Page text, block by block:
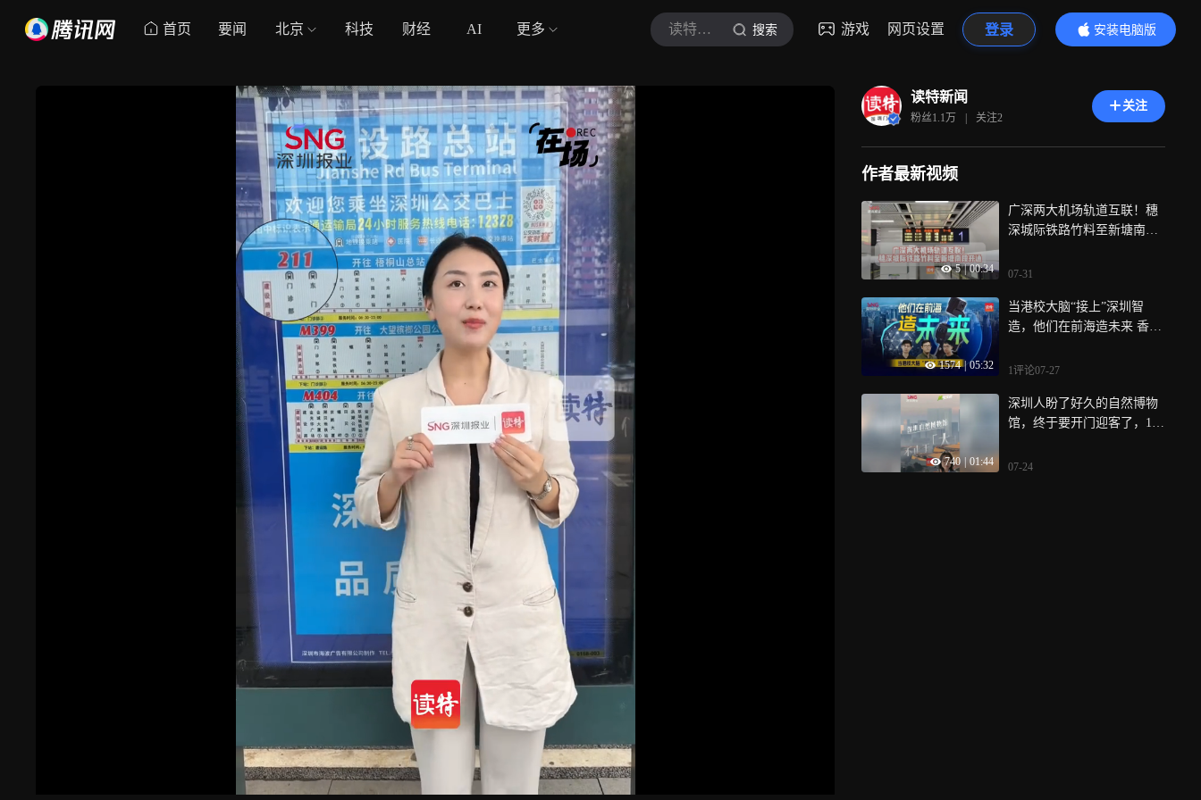
首页 要闻 北京 科技 财经 AI 更多 读特新闻 搜索 游戏 网页设置 登录
安装电脑版
内容更精彩
读特新闻
粉丝1.1万 | 关注2
关注
作者最新视频
5 | 00:34
广深两大机场轨道互联！穗
深城际铁路竹料至新塘南段
07-31
1574 | 05:32
当港校大脑“接上”深圳智
造，他们在前海造未来 香港
扎堆前海？近日，记者走进
创业就业的香港青年、高校
教授等，听他们讲述为何选
实验室到市场的跨越，解锁
1评论07-27
740 | 01:44
深圳人盼了好久的自然博物
馆，终于要开门迎客了，10
大，光冲着这个文化新地标
07-24